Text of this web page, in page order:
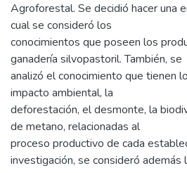
Agroforestal. Se decidió hacer una
cual se consideró los
conocimientos que poseen los
ganadería silvopastoril. También, se
analizó el conocimiento que tienen
impacto ambiental, la
deforestación, el desmonte, la
de metano, relacionadas al
proceso productivo de cada
investigación, se consideró además